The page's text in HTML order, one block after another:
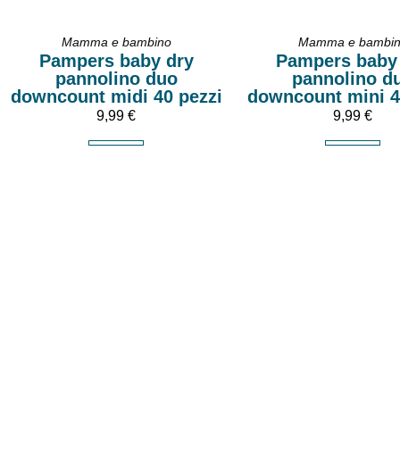
Mamma e bambino
Pampers baby dry
pannolino duo
downcount midi 40 pezzi
9,99 €
Mamma e
Pampers
pannolino
downcount mini
9,99 €